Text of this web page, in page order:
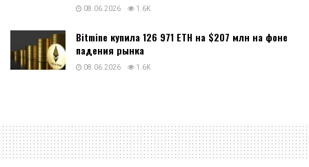
08.06.2026 1.6K
Bitmine купила 126 971 ETH на $207 млн на фоне
падения рынка
08.06.2026 1.6K